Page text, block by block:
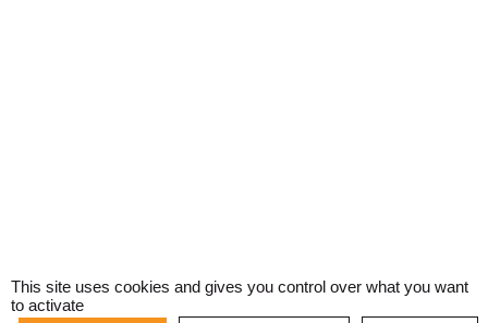
This site uses cookies and gives you control over what you want
to activate